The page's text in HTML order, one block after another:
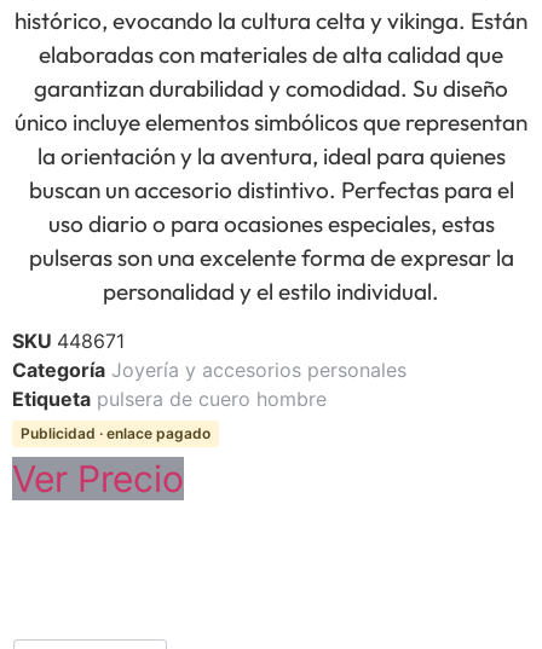
histórico, evocando la cultura celta y vikinga. Están
elaboradas con materiales de alta calidad que
garantizan durabilidad y comodidad. Su diseño
único incluye elementos simbólicos que representan
la orientación y la aventura, ideal para quienes
buscan un accesorio distintivo. Perfectas para el
uso diario o para ocasiones especiales, estas
pulseras son una excelente forma de expresar la
personalidad y el estilo individual.
SKU 448671
Categoría Joyería y accesorios personales
Etiqueta pulsera de cuero hombre
Publicidad · enlace pagado
Ver Precio